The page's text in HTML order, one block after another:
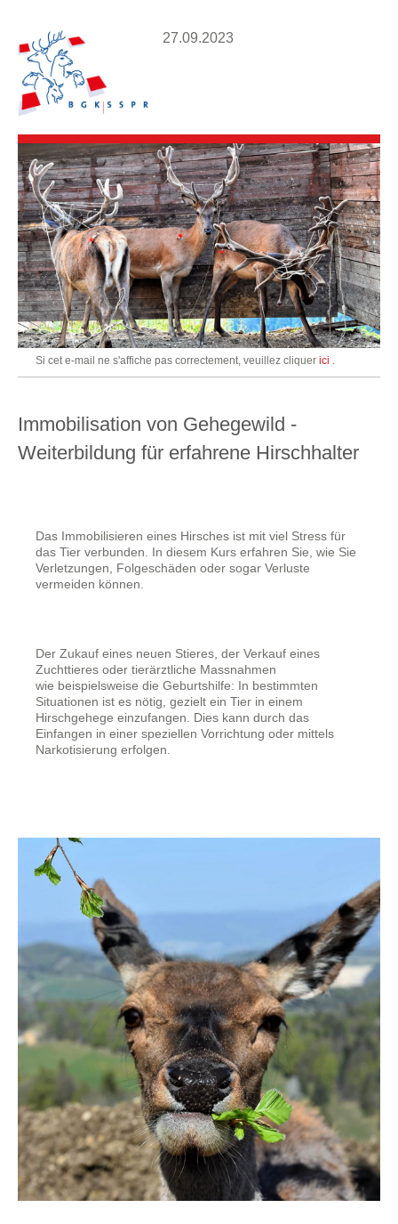
27.09.2023
Si cet e-mail ne s'affiche pas correctement, veuillez cliquer ici .
Immobilisation von Gehegewild -
Weiterbildung für erfahrene Hirschhalter
Das Immobilisieren eines Hirsches ist mit viel Stress für
das Tier verbunden. In diesem Kurs erfahren Sie, wie Sie
Verletzungen, Folgeschäden oder sogar Verluste
vermeiden können.
Der Zukauf eines neuen Stieres, der Verkauf eines
Zuchttieres oder tierärztliche Massnahmen
wie beispielsweise die Geburtshilfe: In bestimmten
Situationen ist es nötig, gezielt ein Tier in einem
Hirschgehege einzufangen. Dies kann durch das
Einfangen in einer speziellen Vorrichtung oder mittels
Narkotisierung erfolgen.